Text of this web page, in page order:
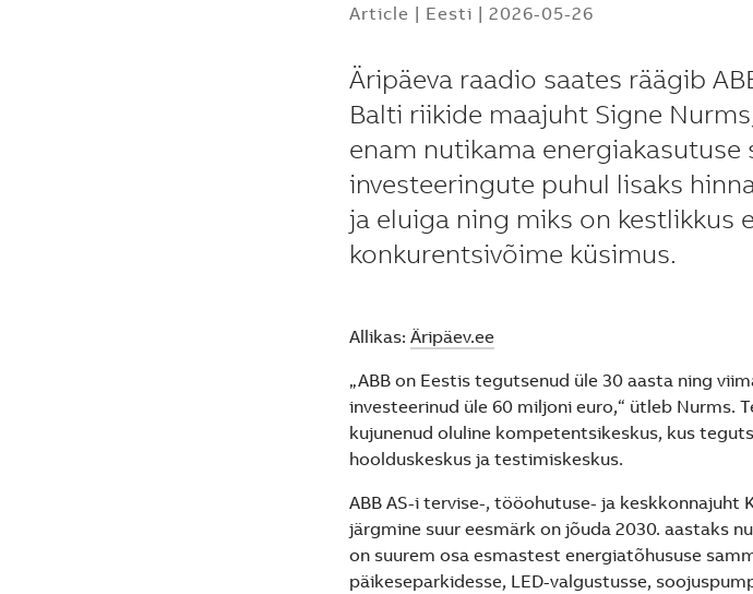
Article | Eesti | 2026-05-26
Äripäeva raadio saates räägib
Balti riikide maajuht Signe
enam nutikama energiakasutuse
investeeringute puhul lisaks
ja eluiga ning miks on kestlikkus
konkurentsivõime küsimus.
Allikas: Äripäev.ee
„ABB on Eestis tegutsenud üle 30 aasta ning
investeerinud üle 60 miljoni euro,“ ütleb Nurms.
kujunenud oluline kompetentsikeskus, kus
hoolduskeskus ja testimiskeskus.
ABB AS-i tervise-, tööohutuse- ja
järgmine suur eesmärk on jõuda 2030. aastaks
on suurem osa esmastest energiatõhususe
päikeseparkidesse, LED-valgustusse,